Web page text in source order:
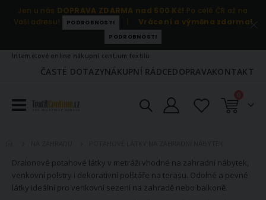
Jen u nás DOPRAVA ZDARMA nad 500 Kč! Po celé ČR až na
Vaši adresu!
PODROBNOSTI | Vrácení a výměna zdarma!
PODROBNOSTI
Internetové online nákupní centrum textilu.
ČASTÉ DOTAZYNÁKUPNÍ RÁDCEDOPRAVAKONTAKT
Košík
0položky
Dralonové potahové látky v metráži vhodné na zahradní nábytek,
venkovní polstry i dekorativní polštáře na terasu. Odolné a pevné
látky ideální pro venkovní sezení na zahradě nebo balkoně.